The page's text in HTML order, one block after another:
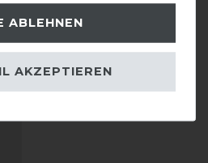
ABLEHNEN
AKZEPTIEREN